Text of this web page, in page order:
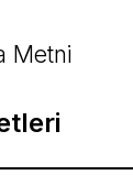
Metni